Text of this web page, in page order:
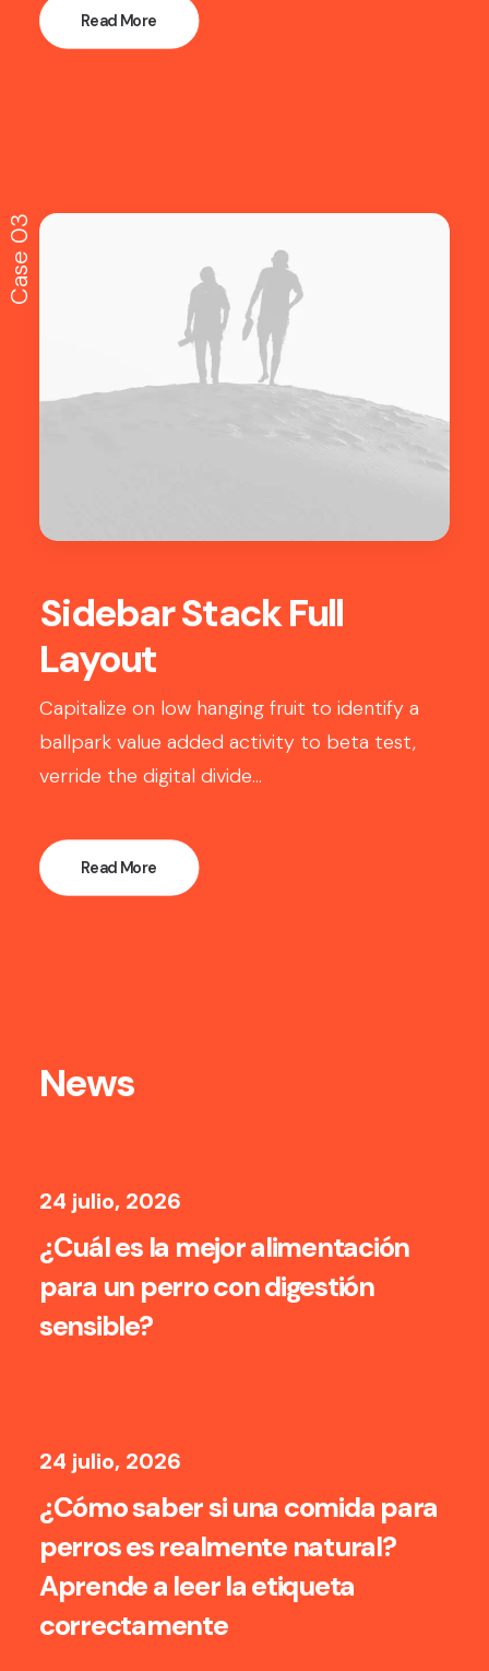
Read More
Case 03
Sidebar Stack Full
Layout
Capitalize on low hanging fruit to identify a
ballpark value added activity to beta test,
verride the digital divide…
Read More
News
24 julio, 2026
¿Cuál es la mejor alimentación
para un perro con digestión
sensible?
24 julio, 2026
¿Cómo saber si una comida para
perros es realmente natural?
Aprende a leer la etiqueta
correctamente